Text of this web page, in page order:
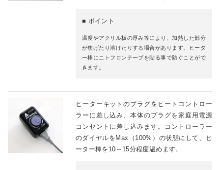
■ ポイント
温度やアクリル板の厚み等により、加熱した部分
が焦げたり溶けたりする場合があります。ヒータ
ー棒にニトフロンテープを貼る事で防ぐことがで
きます。
ヒーターキットのプラグをヒートコントロー
ラーに差し込み、本体のプラグを家庭用電源
コンセントに差し込みます。コントローラー
のダイヤルをMax（100%）の状態にして、ヒ
ーター棒を10～15分程度温めます。